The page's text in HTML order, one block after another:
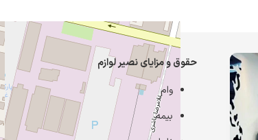
حقوق و مزایای نصیر لوازم
وام
بیمه